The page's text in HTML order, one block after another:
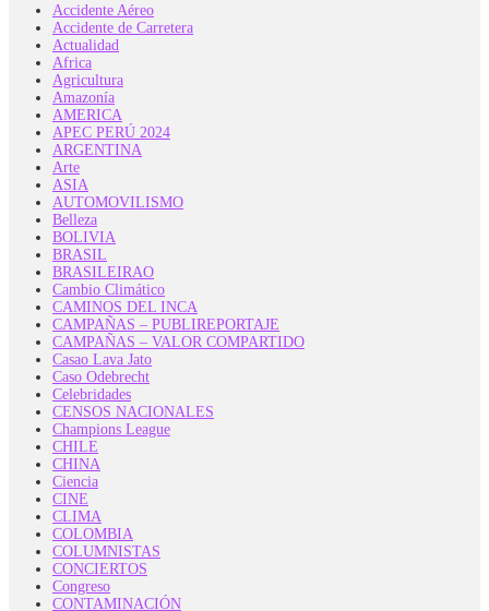
Accidente Aéreo
Accidente de Carretera
Actualidad
Africa
Agricultura
Amazonía
AMERICA
APEC PERÚ 2024
ARGENTINA
Arte
ASIA
AUTOMOVILISMO
Belleza
BOLIVIA
BRASIL
BRASILEIRAO
Cambio Climático
CAMINOS DEL INCA
CAMPAÑAS – PUBLIREPORTAJE
CAMPAÑAS – VALOR COMPARTIDO
Casao Lava Jato
Caso Odebrecht
Celebridades
CENSOS NACIONALES
Champions League
CHILE
CHINA
Ciencia
CINE
CLIMA
COLOMBIA
COLUMNISTAS
CONCIERTOS
Congreso
CONTAMINACIÓN